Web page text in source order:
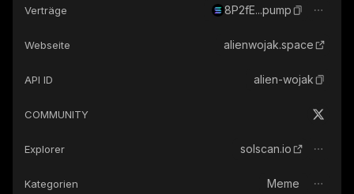
Verträge 8P2fE...pump
Webseite alienwojak.space
API ID alien-wojak
COMMUNITY
Explorer solscan.io
Kategorien Meme